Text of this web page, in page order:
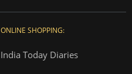
ONLINE SHOPPING:
India Today Diaries